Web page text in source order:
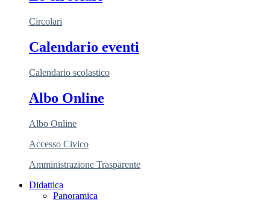
Circolari
Calendario eventi
Calendario scolastico
Albo Online
Albo Online
Accesso Civico
Amministrazione Trasparente
Didattica
Panoramica